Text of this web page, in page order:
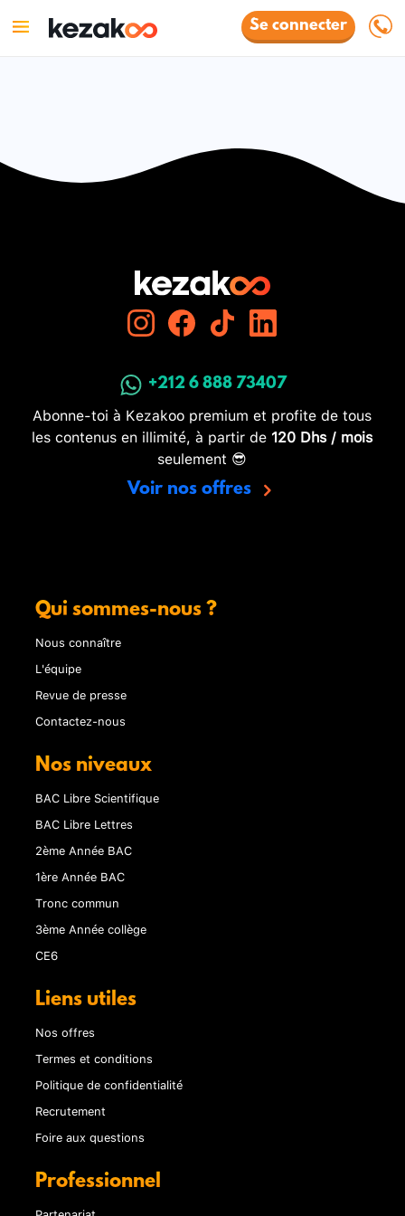
Se connecter
+212 6 888 73407
Abonne-toi à Kezakoo premium et profite de tous
les contenus en illimité, à partir de 120 Dhs / mois
seulement 😎
Voir nos offres
Qui sommes-nous ?
Nous connaître
L'équipe
Revue de presse
Contactez-nous
Nos niveaux
BAC Libre Scientifique
BAC Libre Lettres
2ème Année BAC
1ère Année BAC
Tronc commun
3ème Année collège
CE6
Liens utiles
Nos offres
Termes et conditions
Politique de confidentialité
Recrutement
Foire aux questions
Professionnel